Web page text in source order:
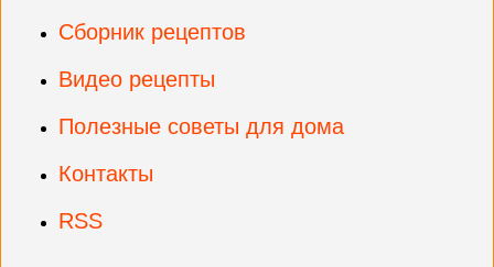
Сборник рецептов
Видео рецепты
Полезные советы для дома
Контакты
RSS